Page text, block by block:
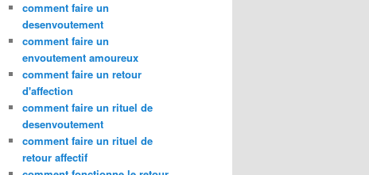
comment faire un
desenvoutement
comment faire un
envoutement amoureux
comment faire un retour
d'affection
comment faire un rituel de
desenvoutement
comment faire un rituel de
retour affectif